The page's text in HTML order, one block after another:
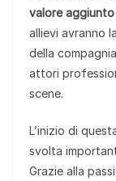
valore aggiunto
allievi avranno
della
attori
scene.
L’inizio di
svolta
Grazie alla